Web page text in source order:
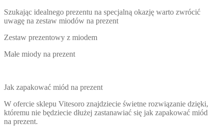
Szukając idealnego prezentu na specjalną okazję warto zwrócić
uwagę na zestaw miodów na prezent
Zestaw prezentowy z miodem
Małe miody na prezent
Jak zapakować miód na prezent
W ofercie sklepu Vitesoro znajdziecie świetne rozwiązanie dzięki,
któremu nie będziecie dłużej zastanawiać się jak zapakować miód
na prezent.